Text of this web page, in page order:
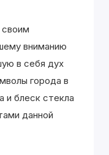
вниманию
в себя дух
города в
и блеск стекла
данной